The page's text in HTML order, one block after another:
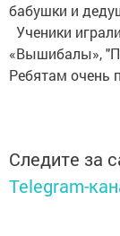
бабушки и
Ученики
«Вышибалы»,
Ребятам очень
Следите за
Telegram-